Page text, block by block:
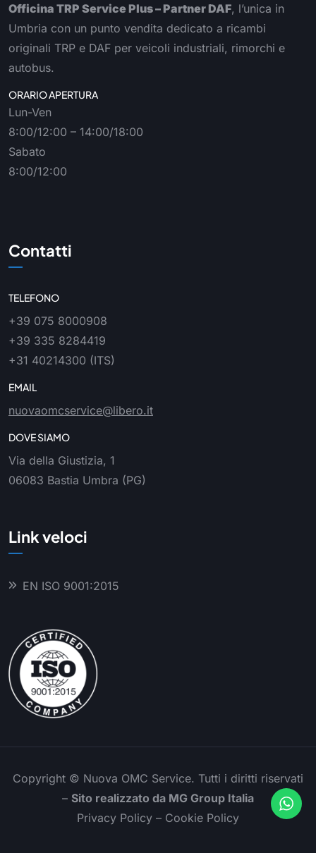
Officina TRP Service Plus – Partner DAF, l’unica in
Umbria con un punto vendita dedicato a ricambi
originali TRP e DAF per veicoli industriali, rimorchi e
autobus.
ORARIO APERTURA
Lun-Ven
8:00/12:00 – 14:00/18:00
Sabato
8:00/12:00
Contatti
TELEFONO
+39 075 8000908
+39 335 8284419
+31 40214300 (ITS)
EMAIL
nuovaomcservice@libero.it
DOVE SIAMO
Via della Giustizia, 1
06083 Bastia Umbra (PG)
Link veloci
EN ISO 9001:2015
Copyright © Nuova OMC Service. Tutti i diritti riservati
– Sito realizzato da MG Group Italia
Privacy Policy – Cookie Policy